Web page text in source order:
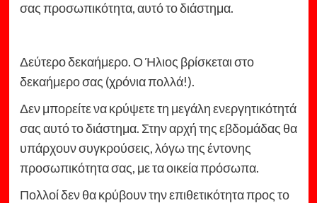
σας προσωπικότητα, αυτό το διάστημα.
Δεύτερο δεκαήμερο. Ο Ήλιος βρίσκεται στο
δεκαήμερο σας (χρόνια πολλά!).
Δεν μπορείτε να κρύψετε τη μεγάλη ενεργητικότητά
σας αυτό το διάστημα. Στην αρχή της εβδομάδας θα
υπάρχουν συγκρούσεις, λόγω της έντονης
προσωπικότητα σας, με τα οικεία πρόσωπα.
Πολλοί δεν θα κρύβουν την επιθετικότητα προς το